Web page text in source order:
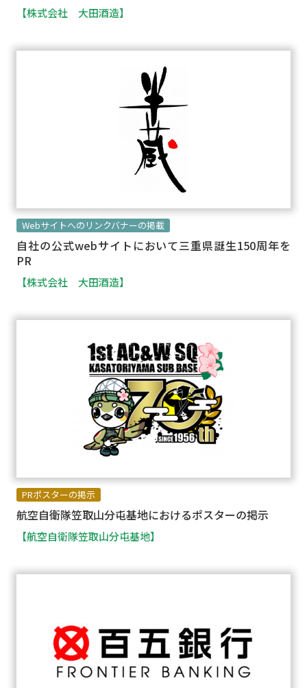
【株式会社 大田酒造】
Webサイトへのリンクバナーの掲載
自社の公式webサイトにおいて三重県誕生150周年を
PR
【株式会社 大田酒造】
PRポスターの掲示
航空自衛隊笠取山分屯基地におけるポスターの掲示
【航空自衛隊笠取山分屯基地】